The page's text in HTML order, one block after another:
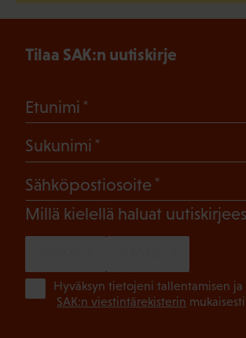
Tilaa SAK:n uutiskirje
Etunimi
Sukunimi
Sähköpostiosoite
Millä kielellä haluat
Hyväksyn tietojeni tallentamisen ja
SAK:n viestintärekisterin